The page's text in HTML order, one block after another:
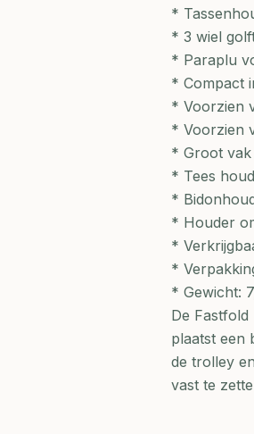
*
* 3 wiel
* Paraplu
* Compact
* Voorzien
* Voorzien
* Groot
* Tees
*
* Houder
*
*
* Gewicht:
De
plaatst een
de trolley
vast te